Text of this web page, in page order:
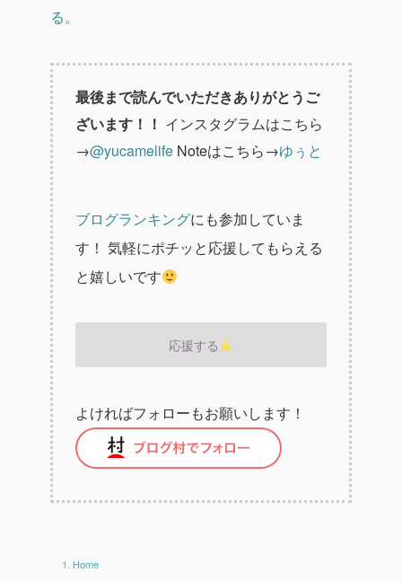
る。
最後まで読んでいただきありがとうご
ざいます！！ インスタグラムはこちら
→@yucamelife Noteはこちら→ゆぅと
ブログランキングにも参加していま
す！ 気軽にポチッと応援してもらえる
と嬉しいです
応援する
よければフォローもお願いします！
Home